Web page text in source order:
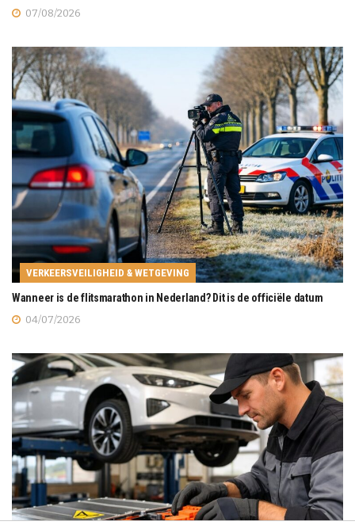
07/08/2026
VERKEERSVEILIGHEID & WETGEVING
Wanneer is de flitsmarathon in Nederland? Dit is de officiële datum
04/07/2026